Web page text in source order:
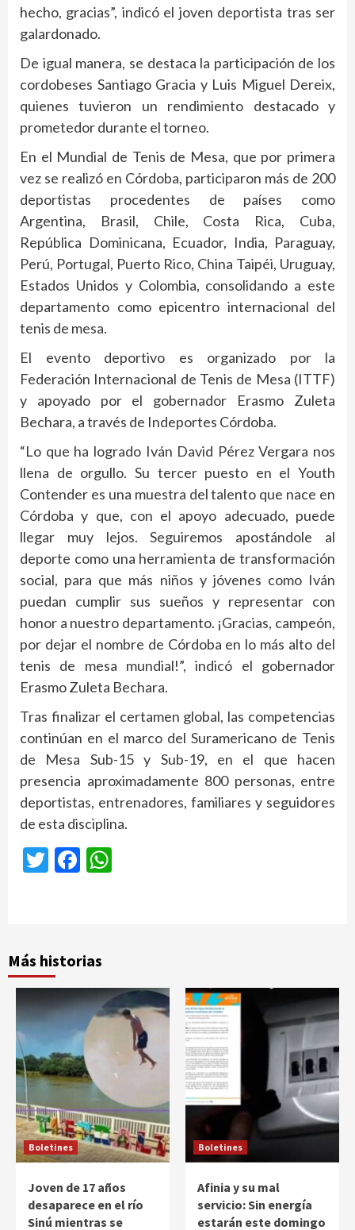
hecho, gracias”, indicó el joven deportista tras ser
galardonado.
De igual manera, se destaca la participación de los
cordobeses Santiago Gracia y Luis Miguel Dereix,
quienes tuvieron un rendimiento destacado y
prometedor durante el torneo.
En el Mundial de Tenis de Mesa, que por primera
vez se realizó en Córdoba, participaron más de 200
deportistas procedentes de países como
Argentina, Brasil, Chile, Costa Rica, Cuba,
República Dominicana, Ecuador, India, Paraguay,
Perú, Portugal, Puerto Rico, China Taipéi, Uruguay,
Estados Unidos y Colombia, consolidando a este
departamento como epicentro internacional del
tenis de mesa.
El evento deportivo es organizado por la
Federación Internacional de Tenis de Mesa (ITTF)
y apoyado por el gobernador Erasmo Zuleta
Bechara, a través de Indeportes Córdoba.
“Lo que ha logrado Iván David Pérez Vergara nos
llena de orgullo. Su tercer puesto en el Youth
Contender es una muestra del talento que nace en
Córdoba y que, con el apoyo adecuado, puede
llegar muy lejos. Seguiremos apostándole al
deporte como una herramienta de transformación
social, para que más niños y jóvenes como Iván
puedan cumplir sus sueños y representar con
honor a nuestro departamento. ¡Gracias, campeón,
por dejar el nombre de Córdoba en lo más alto del
tenis de mesa mundial!”, indicó el gobernador
Erasmo Zuleta Bechara.
Tras finalizar el certamen global, las competencias
continúan en el marco del Suramericano de Tenis
de Mesa Sub-15 y Sub-19, en el que hacen
presencia aproximadamente 800 personas, entre
deportistas, entrenadores, familiares y seguidores
de esta disciplina.
TwitterFacebook
Más historias
Boletines
Joven de 17 años
desaparece en el río
Sinú mientras se
Boletines
Afinia y su mal
servicio: Sin energía
estarán este domingo